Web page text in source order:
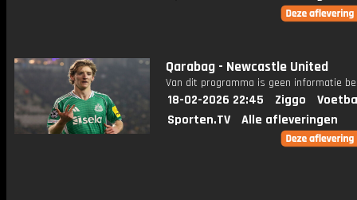
Qarabag - Newcastle United
Van dit programma is geen informatie
18-02-2026 22:45 Ziggo
Sporten.TV
Alle afleveringen